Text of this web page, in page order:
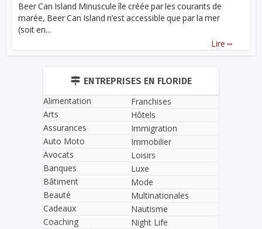
Beer Can Island Minuscule île créée par les courants de
marée, Beer Can Island n’est accessible que par la mer
(soit en...
Lire ...
ENTREPRISES EN FLORIDE
Alimentation
Arts
Assurances
Auto Moto
Avocats
Banques
Bâtiment
Beauté
Cadeaux
Coaching
Franchises
Hôtels
Immigration
Immobilier
Loisirs
Luxe
Mode
Multinationales
Nautisme
Night Life